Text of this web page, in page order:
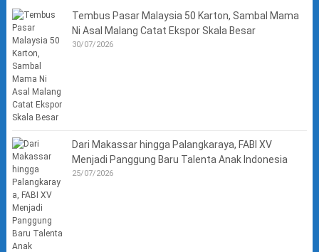
Tembus Pasar Malaysia 50 Karton, Sambal Mama
Ni Asal Malang Catat Ekspor Skala Besar
30/07/2026
Dari Makassar hingga Palangkaraya, FABI XV
Menjadi Panggung Baru Talenta Anak Indonesia
25/07/2026